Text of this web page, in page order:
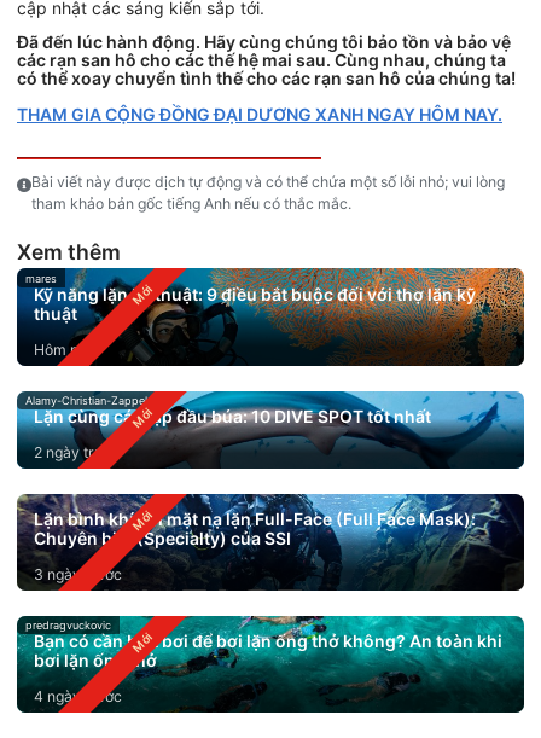
cập nhật các sáng kiến sắp tới.
Đã đến lúc hành động. Hãy cùng chúng tôi bảo tồn và bảo vệ
các rạn san hô cho các thế hệ mai sau. Cùng nhau, chúng ta
có thể xoay chuyển tình thế cho các rạn san hô của chúng ta!
THAM GIA CỘNG ĐỒNG ĐẠI DƯƠNG XANH NGAY HÔM NAY.
Bài viết này được dịch tự động và có thể chứa một số lỗi nhỏ; vui lòng
tham khảo bản gốc tiếng Anh nếu có thắc mắc.
Xem thêm
mares
Kỹ năng lặn kỹ thuật: 9 điều bắt buộc đối với thợ lặn kỹ
thuật
Hôm nay
Alamy-Christian-Zappel
Lặn cùng cá mập đầu búa: 10 DIVE SPOT tốt nhất
2 ngày trước
Lặn bình khí với mặt nạ lặn Full-Face (Full Face Mask):
Chuyên biệt (Specialty) của SSI
3 ngày trước
predragvuckovic
Bạn có cần biết bơi để bơi lặn ống thở không? An toàn khi
bơi lặn ống thở
4 ngày trước